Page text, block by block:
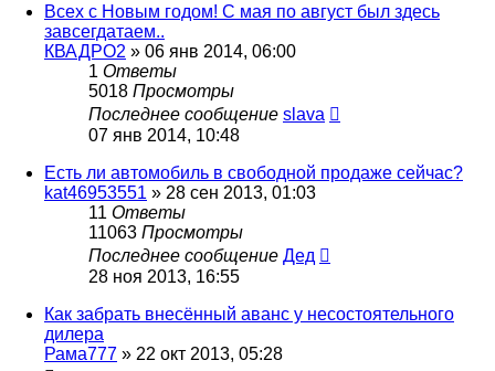
Всех с Новым годом! С мая по август был здесь
завсегдатаем..
КВАДРО2 » 06 янв 2014, 06:00
1 Ответы
5018 Просмотры
Последнее сообщение slava
07 янв 2014, 10:48
Есть ли автомобиль в свободной продаже сейчас?
kat46953551 » 28 сен 2013, 01:03
11 Ответы
11063 Просмотры
Последнее сообщение Дед
28 ноя 2013, 16:55
Как забрать внесённый аванс у несостоятельного
дилера
Рама777 » 22 окт 2013, 05:28